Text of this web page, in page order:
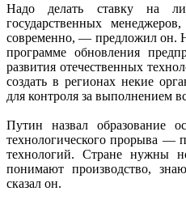
Надо делать ставку на
государственных
современно, — предложил он.
программе обновления
развития отечественных
создать в регионах некие
для контроля за выполнением
Путин назвал образование
технологического прорыва —
технологий. Стране нужны
понимают производство,
сказал он.